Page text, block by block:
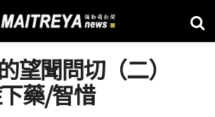
望聞問切（二）
藥/智惜